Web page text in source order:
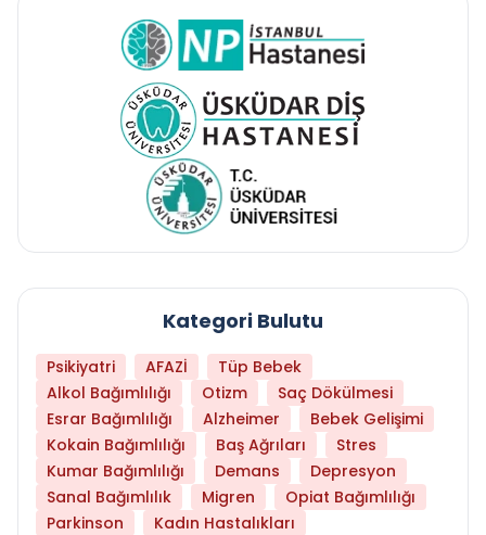
Kategori Bulutu
Psikiyatri AFAZİ
Tüp Bebek
Alkol Bağımlılığı
Otizm
Saç Dökülmesi
Esrar Bağımlılığı
Alzheimer
Bebek Gelişimi
Kokain Bağımlılığı
Baş Ağrıları
Stres
Kumar Bağımlılığı
Demans
Depresyon
Sanal Bağımlılık
Migren
Opiat Bağımlılığı
Parkinson
Kadın Hastalıkları